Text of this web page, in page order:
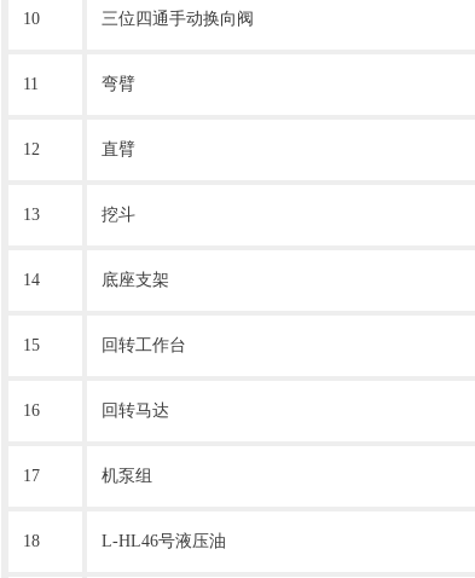
10 三位四通手动换向阀
11 弯臂
12 直臂
13 挖斗
14 底座支架
15 回转工作台
16 回转马达
17 机泵组
18 L-HL46号液压油